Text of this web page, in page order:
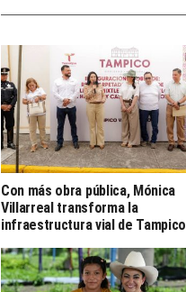
Con más obra pública, Mónica
Villarreal transforma la
infraestructura vial de Tampico